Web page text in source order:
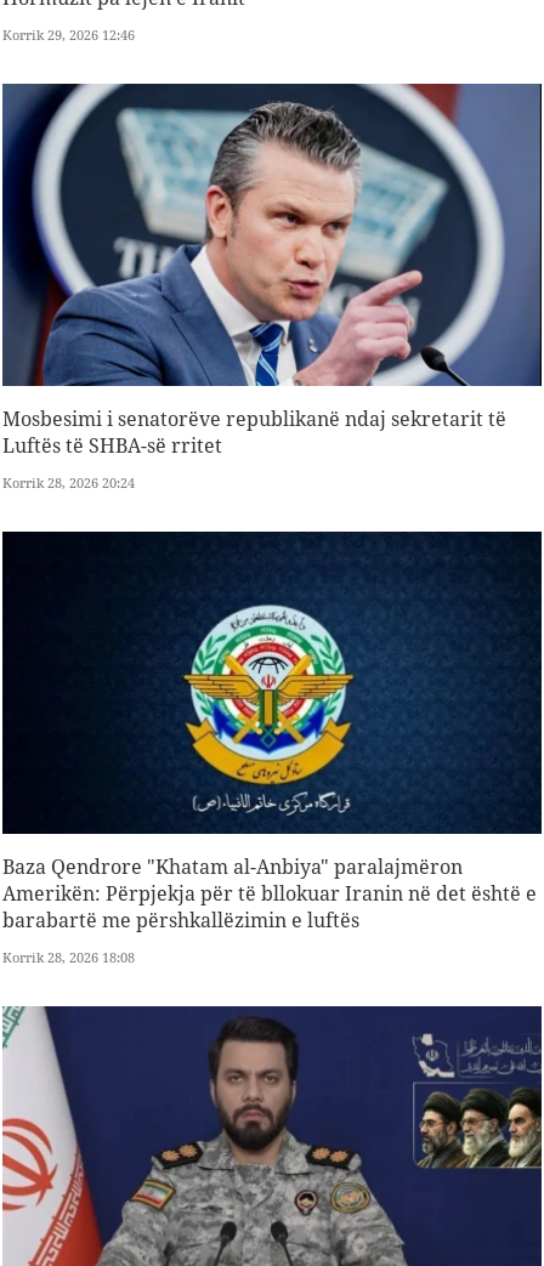
Korrik 29, 2026 12:46
Mosbesimi i senatorëve republikanë ndaj sekretarit të
Luftës të SHBA-së rritet
Korrik 28, 2026 20:24
Baza Qendrore "Khatam al-Anbiya" paralajmëron
Amerikën: Përpjekja për të bllokuar Iranin në det është e
barabartë me përshkallëzimin e luftës
Korrik 28, 2026 18:08